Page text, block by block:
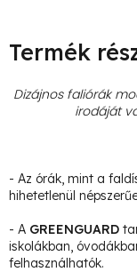
Termék
Dizájnos faliórák
irodáját
- Az órák, mint a
hihetetlenül
- A GREENGUARD
iskolákban,
felhasználhatók.